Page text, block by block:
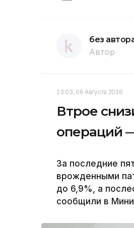
без
Автор
23:03, 06 Августа 2026
Втрое
операций
За последние
врожденными
до 6,9%, а
сообщили в